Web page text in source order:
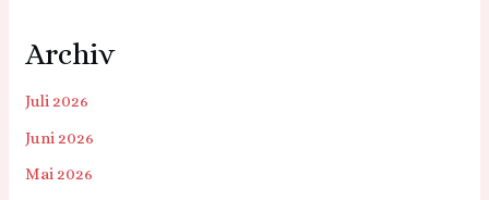
Archiv
Juli 2026
Juni 2026
Mai 2026